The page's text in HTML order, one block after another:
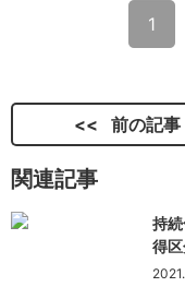
1
前の記事
関連記事
持
得